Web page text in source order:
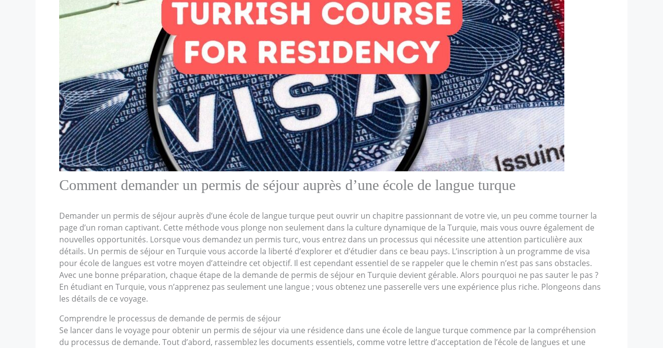
Comment demander un permis de séjour auprès d’une école de langue turque
Demander un permis de séjour auprès d’une école de langue turque peut ouvrir un chapitre passionnant de votre vie, un peu comme tourner la
page d’un roman captivant. Cette méthode vous plonge non seulement dans la culture dynamique de la Turquie, mais vous ouvre également de
nouvelles opportunités. Lorsque vous demandez un permis turc, vous entrez dans un processus qui nécessite une attention particulière aux
détails. Un permis de séjour en Turquie vous accorde la liberté d’explorer et d’étudier dans ce beau pays. L’inscription à un programme de visa
pour école de langues est votre moyen d’atteindre cet objectif. Il est cependant essentiel de se rappeler que le chemin n’est pas sans obstacles.
Avec une bonne préparation, chaque étape de la demande de permis de séjour en Turquie devient gérable. Alors pourquoi ne pas sauter le pas ?
En étudiant en Turquie, vous n’apprenez pas seulement une langue ; vous obtenez une passerelle vers une expérience plus riche. Plongeons dans
les détails de ce voyage.
Comprendre le processus de demande de permis de séjour
Se lancer dans le voyage pour obtenir un permis de séjour via une résidence dans une école de langue turque commence par la compréhension
du processus de demande. Tout d’abord, rassemblez les documents essentiels, comme votre lettre d’acceptation de l’école de langues et une